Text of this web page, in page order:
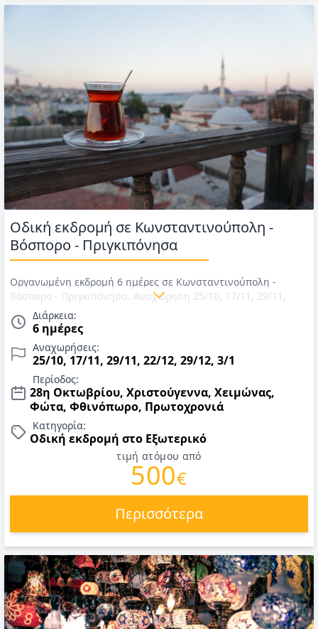
Οδική εκδρομή σε Κωνσταντινούπολη -
Βόσπορο - Πριγκιπόνησα
Οργανωμένη εκδρομή 6 ημέρες σε Κωνσταντινούπολη -
Βόσπορο - Πριγκιπόνησα. Αναχώρηση 25/10, 17/11, 29/11,
22/12, 29/12, 3/1. Διαμονή σε ξενοδοχείο 4* στην
Κωνσταντινούπολη και διαμονή στην Ελλάδα, πρωινό, 1
δείπνο και 2 γεύματα, εκδρομή στα Πριγκιπόνησα & εισιτήριο
μετάβασης, περιηγήσεις, ξεναγήσεις & αρχηγός/ξεναγός.
Τιμές για 28η Οκτωβρίου, Νοέμβριο, Χριστούγεννα,
Πρωτοχρονιά & Φώτα 2026-2027.
Διάρκεια:
6 ημέρες
Αναχωρήσεις:
25/10, 17/11, 29/11, 22/12, 29/12, 3/1
Περίοδος:
28η Οκτωβρίου, Χριστούγεννα, Χειμώνας,
Φώτα, Φθινόπωρο, Πρωτοχρονιά
Κατηγορία:
Οδική εκδρομή στο Εξωτερικό
τιμή ατόμου από
500€
Περισσότερα